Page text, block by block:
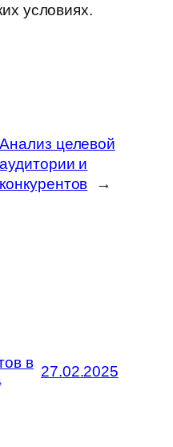
условиях.
Анализ целевой
аудитории и
конкурентов
→
в 27.02.2025